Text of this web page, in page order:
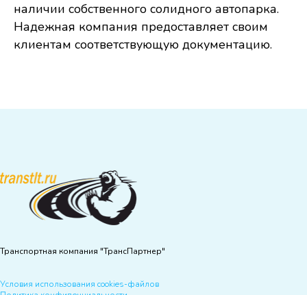
наличии собственного солидного автопарка.
Надежная компания предоставляет своим
клиентам соответствующую документацию.
Транспортная компания "ТрансПартнер"
Условия использования cookies-файлов